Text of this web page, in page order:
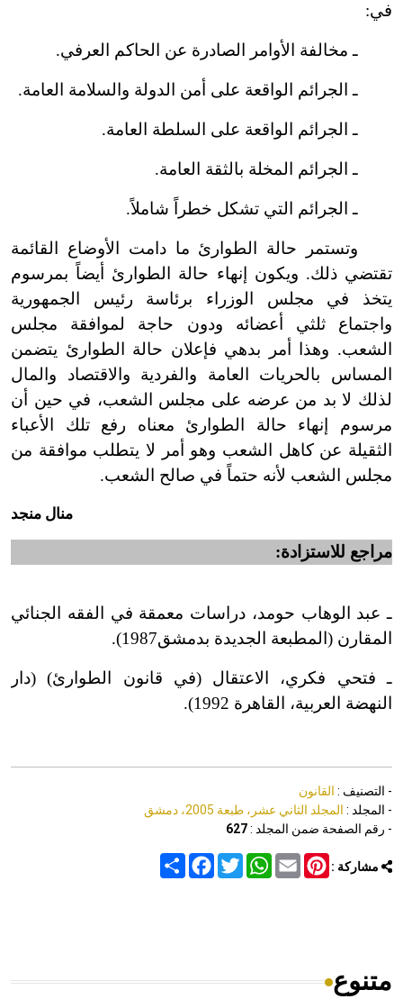
في:
ـ مخالفة الأوامر الصادرة عن الحاكم العرفي.
ـ الجرائم الواقعة على أمن الدولة والسلامة العامة.
ـ الجرائم الواقعة على السلطة العامة.
ـ الجرائم المخلة بالثقة العامة.
ـ الجرائم التي تشكل خطراً شاملاً.
وتستمر حالة الطوارئ ما دامت الأوضاع القائمة
تقتضي ذلك. ويكون إنهاء حالة الطوارئ أيضاً بمرسوم
يتخذ في مجلس الوزراء برئاسة رئيس الجمهورية
واجتماع ثلثي أعضائه ودون حاجة لموافقة مجلس
الشعب. وهذا أمر بدهي فإعلان حالة الطوارئ يتضمن
المساس بالحريات العامة والفردية والاقتصاد والمال
لذلك لا بد من عرضه على مجلس الشعب، في حين أن
مرسوم إنهاء حالة الطوارئ معناه رفع تلك الأعباء
الثقيلة عن كاهل الشعب وهو أمر لا يتطلب موافقة من
مجلس الشعب لأنه حتماً في صالح الشعب.
منال منجد
مراجع للاستزادة:
ـ عبد الوهاب حومد، دراسات معمقة في الفقه الجنائي
المقارن (المطبعة الجديدة بدمشق1987).
ـ فتحي فكري، الاعتقال (في قانون الطوارئ) (دار
النهضة العربية، القاهرة 1992).
- التصنيف : القانون
- المجلد : المجلد الثاني عشر، طبعة 2005، دمشق
- رقم الصفحة ضمن المجلد :627
مشاركة : Share
FacebookTwitter
WhatsAppEmail
Pinterest
متنوع